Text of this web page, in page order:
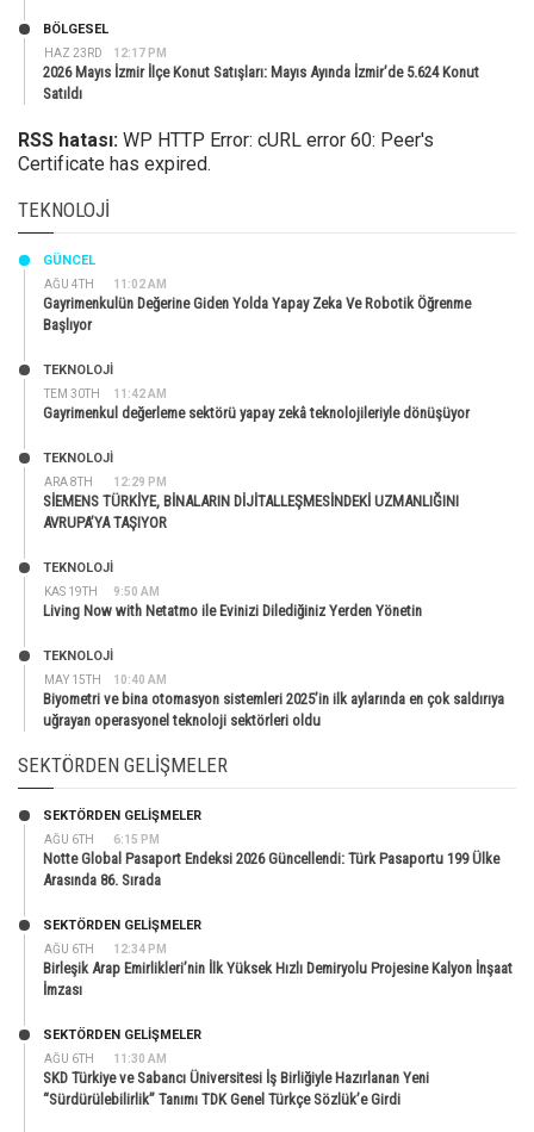
HAZ 23RD 12:17 PM
BÖLGESEL
2026 Mayıs İzmir İlçe Konut Satışları: Mayıs Ayında İzmir’de 5.624 Konut
Satıldı
RSS hatası: WP HTTP Error: cURL error 60: Peer's
Certificate has expired.
TEKNOLOJI
AĞU 4TH 11:02 AM
GÜNCEL
Gayrimenkulün Değerine Giden Yolda Yapay Zeka Ve Robotik Öğrenme
Başlıyor
TEM 30TH 11:42 AM
TEKNOLOJİ
Gayrimenkul değerleme sektörü yapay zekâ teknolojileriyle dönüşüyor
ARA 8TH 12:29 PM
TEKNOLOJİ
SİEMENS TÜRKİYE, BİNALARIN DİJİTALLEŞMESİNDEKİ UZMANLIĞINI
AVRUPA’YA TAŞIYOR
KAS 19TH 9:50 AM
TEKNOLOJİ
Living Now with Netatmo ile Evinizi Dilediğiniz Yerden Yönetin
MAY 15TH 10:40 AM
TEKNOLOJİ
Biyometri ve bina otomasyon sistemleri 2025’in ilk aylarında en çok saldırıya
uğrayan operasyonel teknoloji sektörleri oldu
SEKTÖRDEN GELIŞMELER
AĞU 6TH 6:15 PM
SEKTÖRDEN GELIŞMELER
Notte Global Pasaport Endeksi 2026 Güncellendi: Türk Pasaportu 199 Ülke
Arasında 86. Sırada
AĞU 6TH 12:34 PM
SEKTÖRDEN GELIŞMELER
Birleşik Arap Emirlikleri’nin İlk Yüksek Hızlı Demiryolu Projesine Kalyon İnşaat
İmzası
AĞU 6TH 11:30 AM
SEKTÖRDEN GELIŞMELER
SKD Türkiye ve Sabancı Üniversitesi İş Birliğiyle Hazırlanan Yeni
“Sürdürülebilirlik” Tanımı TDK Genel Türkçe Sözlük’e Girdi